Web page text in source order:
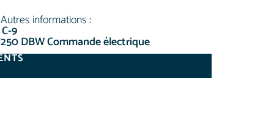
Autres informations :
9
DBW Commande électrique